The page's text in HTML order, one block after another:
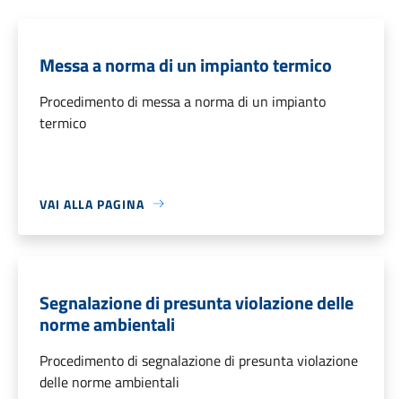
Messa a norma di un impianto termico
Procedimento di messa a norma di un impianto
termico
VAI ALLA PAGINA
Segnalazione di presunta violazione delle
norme ambientali
Procedimento di segnalazione di presunta violazione
delle norme ambientali